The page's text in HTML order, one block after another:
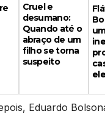
Cruel e
desumano:
Quando até o
abraço de um
filho se torna
suspeito
Eduardo